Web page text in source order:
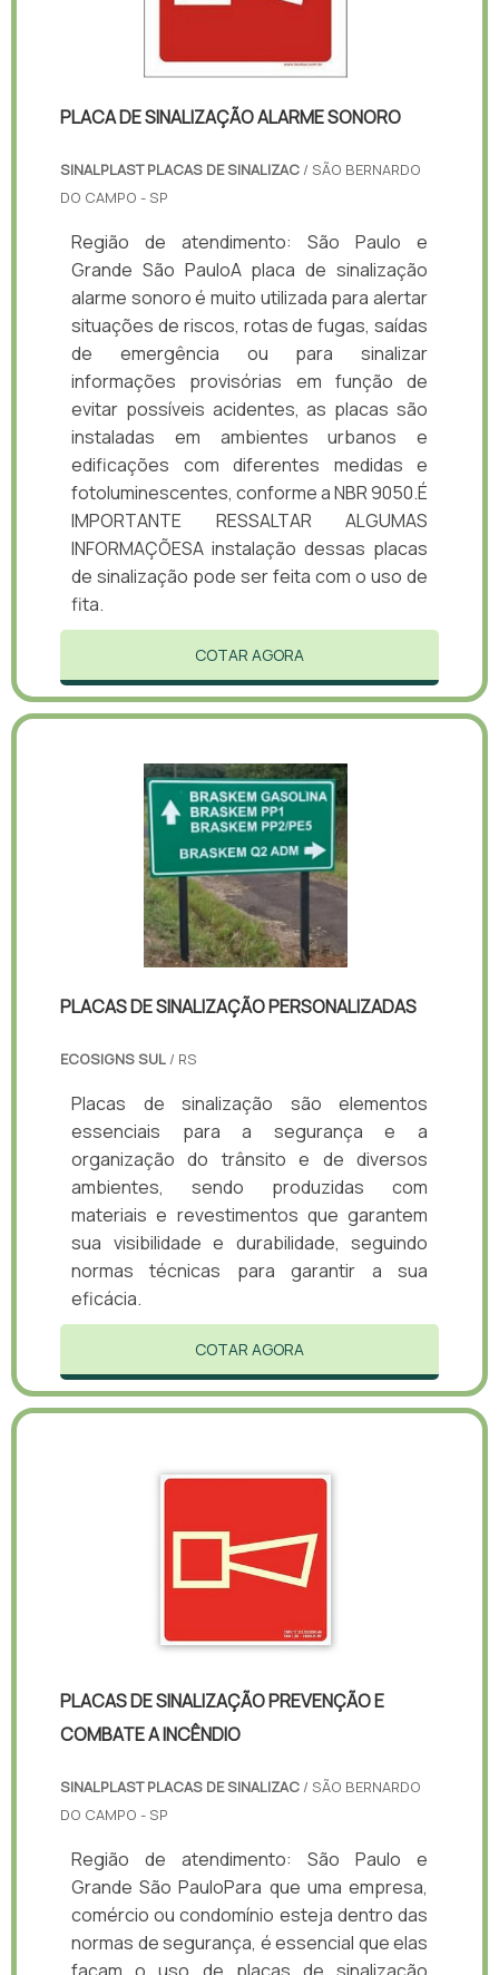
PLACA DE SINALIZAÇÃO ALARME SONORO
SINALPLAST PLACAS DE SINALIZAC / SÃO BERNARDO
DO CAMPO - SP
Região de atendimento: São Paulo e
Grande São PauloA placa de sinalização
alarme sonoro é muito utilizada para alertar
situações de riscos, rotas de fugas, saídas
de emergência ou para sinalizar
informações provisórias em função de
evitar possíveis acidentes, as placas são
instaladas em ambientes urbanos e
edificações com diferentes medidas e
fotoluminescentes, conforme a NBR 9050.É
IMPORTANTE RESSALTAR ALGUMAS
INFORMAÇÕESA instalação dessas placas
de sinalização pode ser feita com o uso de
fita.
COTAR AGORA
PLACAS DE SINALIZAÇÃO PERSONALIZADAS
ECOSIGNS SUL / RS
Placas de sinalização são elementos
essenciais para a segurança e a
organização do trânsito e de diversos
ambientes, sendo produzidas com
materiais e revestimentos que garantem
sua visibilidade e durabilidade, seguindo
normas técnicas para garantir a sua
eficácia.
COTAR AGORA
PLACAS DE SINALIZAÇÃO PREVENÇÃO E
COMBATE A INCÊNDIO
SINALPLAST PLACAS DE SINALIZAC / SÃO BERNARDO
DO CAMPO - SP
Região de atendimento: São Paulo e
Grande São PauloPara que uma empresa,
comércio ou condomínio esteja dentro das
normas de segurança, é essencial que elas